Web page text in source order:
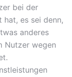
bei der
hat, es sei denn,
anderes
Nutzer wegen